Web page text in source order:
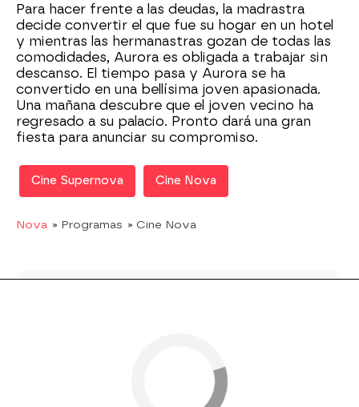
Para hacer frente a las deudas, la madrastra
decide convertir el que fue su hogar en un hotel
y mientras las hermanastras gozan de todas las
comodidades, Aurora es obligada a trabajar sin
descanso. El tiempo pasa y Aurora se ha
convertido en una bellísima joven apasionada.
Una mañana descubre que el joven vecino ha
regresado a su palacio. Pronto dará una gran
fiesta para anunciar su compromiso.
Cine Supernova Cine Nova
Nova » Programas » Cine Nova